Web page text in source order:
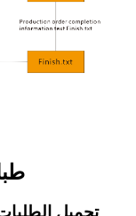
تحميل